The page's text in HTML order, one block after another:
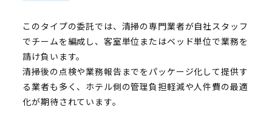
このタイプの委託では、清掃の専門業者が自社スタッフ
でチームを編成し、客室単位またはベッド単位で業務を
請け負います。
清掃後の点検や業務報告までをパッケージ化して提供す
る業者も多く、ホテル側の管理負担軽減や人件費の最適
化が期待されています。